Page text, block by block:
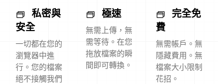
私密與
安全
一切都在您的
瀏覽器中進
行。您的檔案
絕不接觸我們
極速
無需上傳，無
需等待。在您
拖放檔案的瞬
間即可轉換。
完全免
費
無需帳戶。無
隱藏費用。無
檔案大小限制
花招。